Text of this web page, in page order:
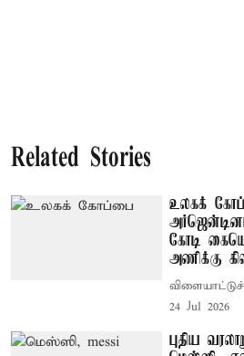
Related Stories
உலகக்
கோடி
அணிக்கு
விளையாட்டுச்
24 Jul 2026
புதிய